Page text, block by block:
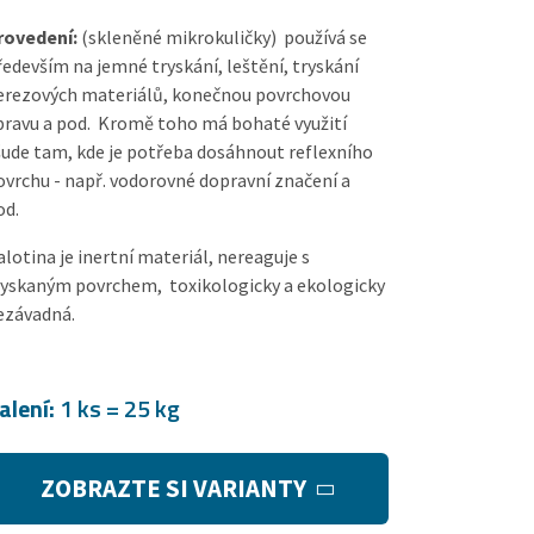
(skleněné mikrokuličky) používá se
na jemné tryskání, leštění, tryskání
materiálů, konečnou povrchovou
a pod. Kromě toho má bohaté využití
tam, kde je potřeba dosáhnout reflexního
- např. vodorovné dopravní značení a
je inertní materiál, nereaguje s
povrchem, toxikologicky a ekologicky
1 ks = 25 kg
ZOBRAZTE SI VARIANTY